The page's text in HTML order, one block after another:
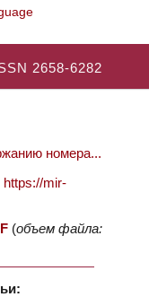
2658-6282
номера...
https://mir-
(объем файла: